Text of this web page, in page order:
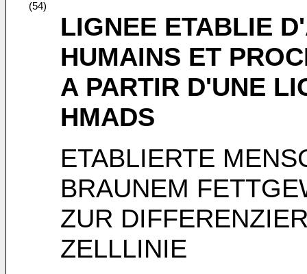
(54)
LIGNEE ETABLIE
HUMAINS ET
A PARTIR D'UNE
HMADS
ETABLIERTE
BRAUNEM
ZUR
ZELLLINIE